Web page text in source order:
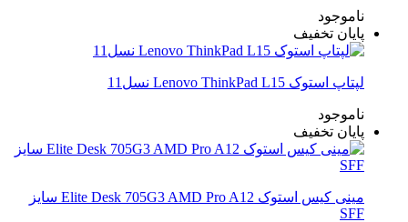
ناموجود
پایان تخفیف
لپتاپ استوک Lenovo ThinkPad L15 نسل11
ناموجود
پایان تخفیف
مینی کیس استوک Elite Desk 705G3 AMD Pro A12 سایز
SFF